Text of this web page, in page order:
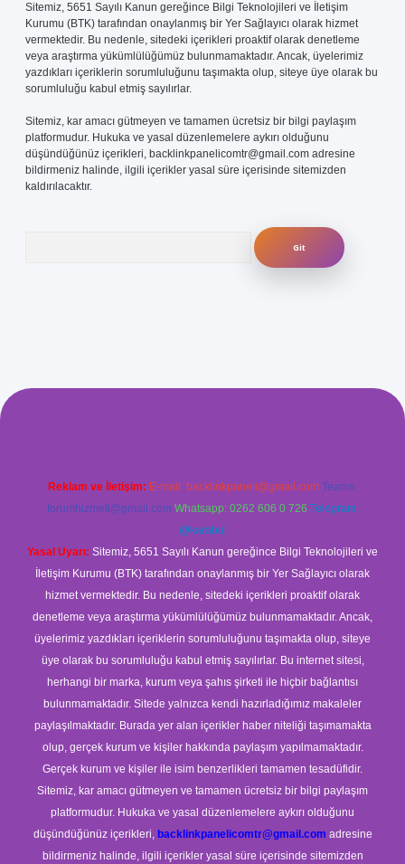
Sitemiz, 5651 Sayılı Kanun gereğince Bilgi Teknolojileri ve İletişim
Kurumu (BTK) tarafından onaylanmış bir Yer Sağlayıcı olarak hizmet
vermektedir. Bu nedenle, sitedeki içerikleri proaktif olarak denetleme
veya araştırma yükümlülüğümüz bulunmamaktadır. Ancak, üyelerimiz
yazdıkları içeriklerin sorumluluğunu taşımakta olup, siteye üye olarak bu
sorumluluğu kabul etmiş sayılırlar.
Sitemiz, kar amacı gütmeyen ve tamamen ücretsiz bir bilgi paylaşım
platformudur. Hukuka ve yasal düzenlemelere aykırı olduğunu
düşündüğünüz içerikleri, backlinkpanelicomtr@gmail.com adresine
bildirmeniz halinde, ilgili içerikler yasal süre içerisinde sitemizden
kaldırılacaktır.
Reklam ve İletişim: E-mail: backlinkpaneli@gmail.com Teams:
forumhizmeti@gmail.com Whatsapp: 0262 606 0 726 Telegram:
@karabul
Yasal Uyarı: Sitemiz, 5651 Sayılı Kanun gereğince Bilgi Teknolojileri ve
İletişim Kurumu (BTK) tarafından onaylanmış bir Yer Sağlayıcı olarak
hizmet vermektedir. Bu nedenle, sitedeki içerikleri proaktif olarak
denetleme veya araştırma yükümlülüğümüz bulunmamaktadır. Ancak,
üyelerimiz yazdıkları içeriklerin sorumluluğunu taşımakta olup, siteye
üye olarak bu sorumluluğu kabul etmiş sayılırlar. Bu internet sitesi,
herhangi bir marka, kurum veya şahıs şirketi ile hiçbir bağlantısı
bulunmamaktadır. Sitede yalnızca kendi hazırladığımız makaleler
paylaşılmaktadır. Burada yer alan içerikler haber niteliği taşımamakta
olup, gerçek kurum ve kişiler hakkında paylaşım yapılmamaktadır.
Gerçek kurum ve kişiler ile isim benzerlikleri tamamen tesadüfidir.
Sitemiz, kar amacı gütmeyen ve tamamen ücretsiz bir bilgi paylaşım
platformudur. Hukuka ve yasal düzenlemelere aykırı olduğunu
düşündüğünüz içerikleri, backlinkpanelicomtr@gmail.com adresine
bildirmeniz halinde, ilgili içerikler yasal süre içerisinde sitemizden